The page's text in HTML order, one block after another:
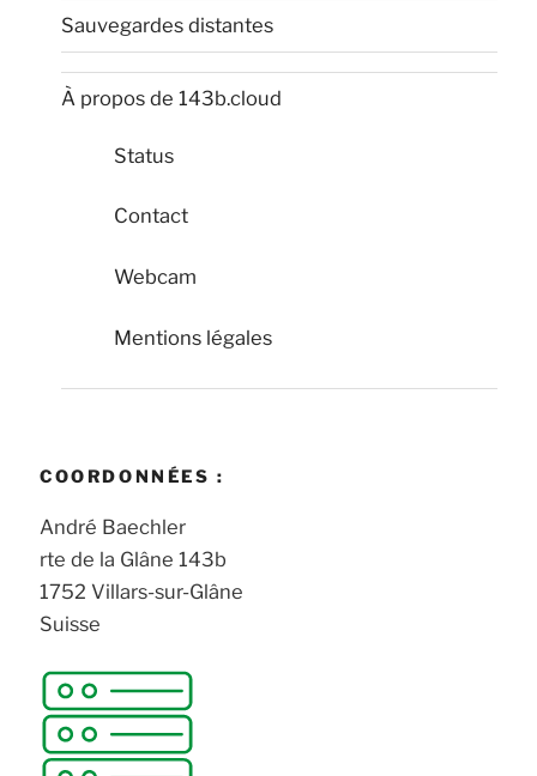
Sauvegardes distantes
À propos de 143b.cloud
Status
Contact
Webcam
Mentions légales
COORDONNÉES :
André Baechler
rte de la Glâne 143b
1752 Villars-sur-Glâne
Suisse